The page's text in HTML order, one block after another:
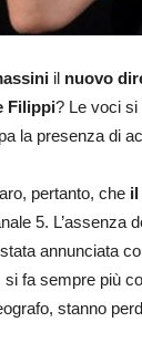
il nuovo
Filippi? Le voci si
la presenza di
pertanto, che il
5. L’assenza
annunciata
fa sempre più
stanno